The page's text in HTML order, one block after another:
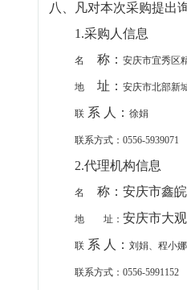
八、凡对本次采购提出
1.采购人信息
名 称： 安庆市宜秀区
地址： 安庆市北部新
联系 人： 徐娟
联系方式： 0556-5939071
2.代理机构信息
名 称：安庆市鑫皖
地 址： 安庆市大
联系 人： 刘娟、程小娜
联系方式： 0556-